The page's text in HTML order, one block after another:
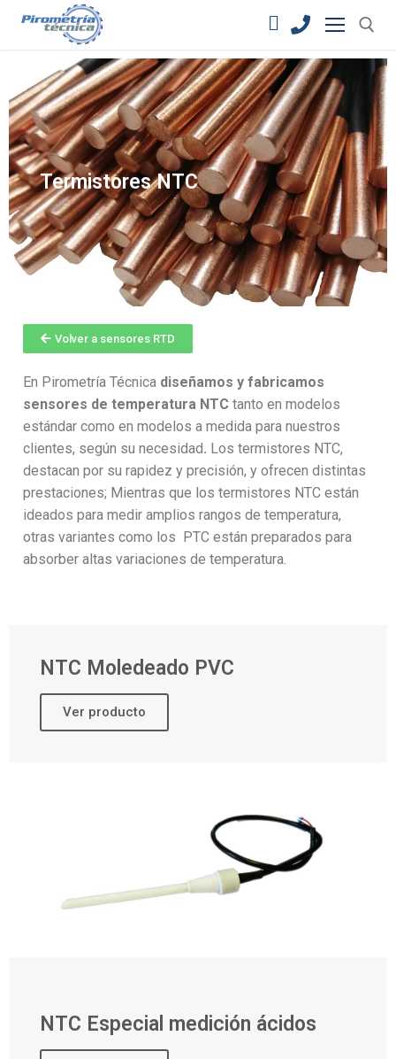
Termistores NTC
Volver a sensores RTD
En Pirometría Técnica diseñamos y fabricamos
sensores de temperatura NTC tanto en modelos
estándar como en modelos a medida para nuestros
clientes, según su necesidad. Los termistores NTC,
destacan por su rapidez y precisión, y ofrecen distintas
prestaciones; Mientras que los termistores NTC están
ideados para medir amplios rangos de temperatura,
otras variantes como los PTC están preparados para
absorber altas variaciones de temperatura.
NTC Moledeado PVC
Ver producto
NTC Especial medición ácidos